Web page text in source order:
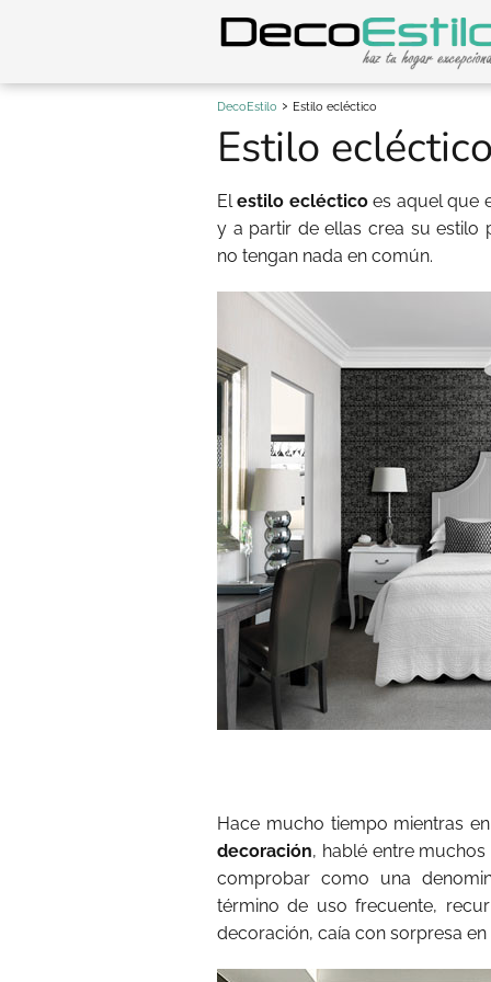
DecoEstilo Estilo ecléctico
Estilo
Elestilo eclécticoes aquel que
y a partir de ellas crea su estilo
no tengan nada en común.
Hace mucho tiempo mientras
decoración, hablé entre
comprobar como una
término de uso frecuente,
decoración, caía con sorpresa